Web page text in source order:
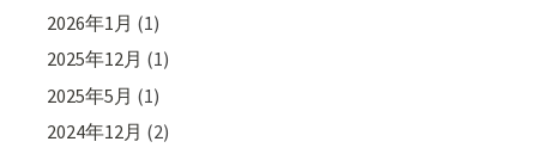
2026年1月 (1)
2025年12月 (1)
2025年5月 (1)
2024年12月 (2)